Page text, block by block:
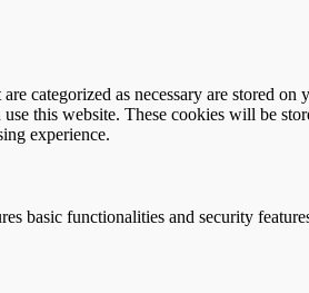
categorized as necessary are stored on
this website. These cookies will be
experience.
basic functionalities and security